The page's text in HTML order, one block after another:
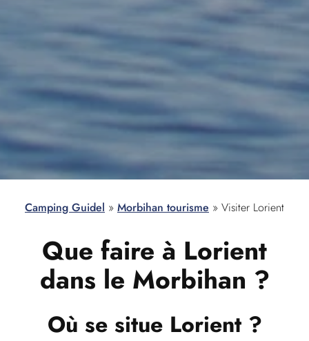
Camping Guidel » Morbihan tourisme » Visiter Lorient
Que faire à Lorient
dans le Morbihan ?
Où se situe Lorient?